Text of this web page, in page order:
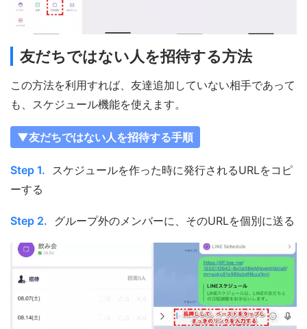
友だちではない人を招待する方法
この方法を利用すれば、友達追加していない相手であって
も、スケジュール機能を使えます。
▼友だちではない人を招待する手順
Step 1.
スケジュールを作った時に発行されるURLをコピ
ーする
Step 2. グループ外のメンバーに、そのURLを個別に送る